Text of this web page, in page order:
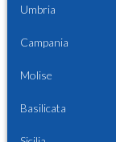
Umbria
Campania
Molise
Basilicata